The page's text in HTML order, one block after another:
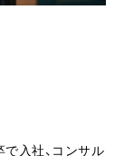
入社、コンサル